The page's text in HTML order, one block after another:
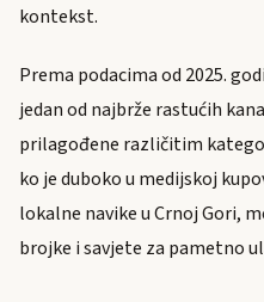
kontekst.
Prema podacima od 2025.
jedan od najbrže rastućih
prilagođene različitim
ko je duboko u medijskoj
lokalne navike u Crnoj Gori,
brojke i savjete za pametno